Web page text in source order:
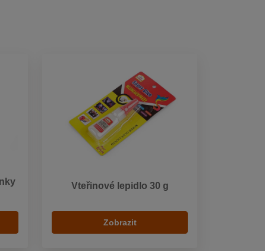
Vteřinové lepidlo 30 g
Zobrazit